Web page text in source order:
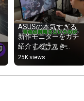
ASUSの本気すぎる
新作モニターをガチ
紹介するけんき
【ROG Swift OLED
PG32UCDM3】
25K views